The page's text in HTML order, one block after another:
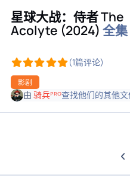
星球大战：侍者 The
Acolyte (2024)全集
(1篇评论)
影剧
由骑兵ᴾᴿᴼ查找他们的其他
上